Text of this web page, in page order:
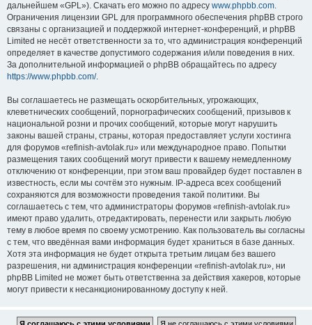
дальнейшем «GPL»). Скачать его можно по адресу www.phpbb.com.
Ограничения лицензии GPL для программного обеспечения phpBB строго
связаны с организацией и поддержкой интернет-конференций, и phpBB
Limited не несёт ответственности за то, что администрация конференций
определяет в качестве допустимого содержания и/или поведения в них.
За дополнительной информацией о phpBB обращайтесь по адресу
https://www.phpbb.com/.
Вы соглашаетесь не размещать оскорбительных, угрожающих,
клеветнических сообщений, порнографических сообщений, призывов к
национальной розни и прочих сообщений, которые могут нарушить
законы вашей страны, страны, которая предоставляет услуги хостинга
для форумов «refinish-avtolak.ru» или международное право. Попытки
размещения таких сообщений могут привести к вашему немедленному
отключению от конференции, при этом ваш провайдер будет поставлен в
известность, если мы сочтём это нужным. IP-адреса всех сообщений
сохраняются для возможности проведения такой политики. Вы
соглашаетесь с тем, что администраторы форумов «refinish-avtolak.ru»
имеют право удалить, отредактировать, перенести или закрыть любую
тему в любое время по своему усмотрению. Как пользователь вы согласны
с тем, что введённая вами информация будет храниться в базе данных.
Хотя эта информация не будет открыта третьим лицам без вашего
разрешения, ни администрация конференции «refinish-avtolak.ru», ни
phpBB Limited не может быть ответственна за действия хакеров, которые
могут привести к несанкционированному доступу к ней.